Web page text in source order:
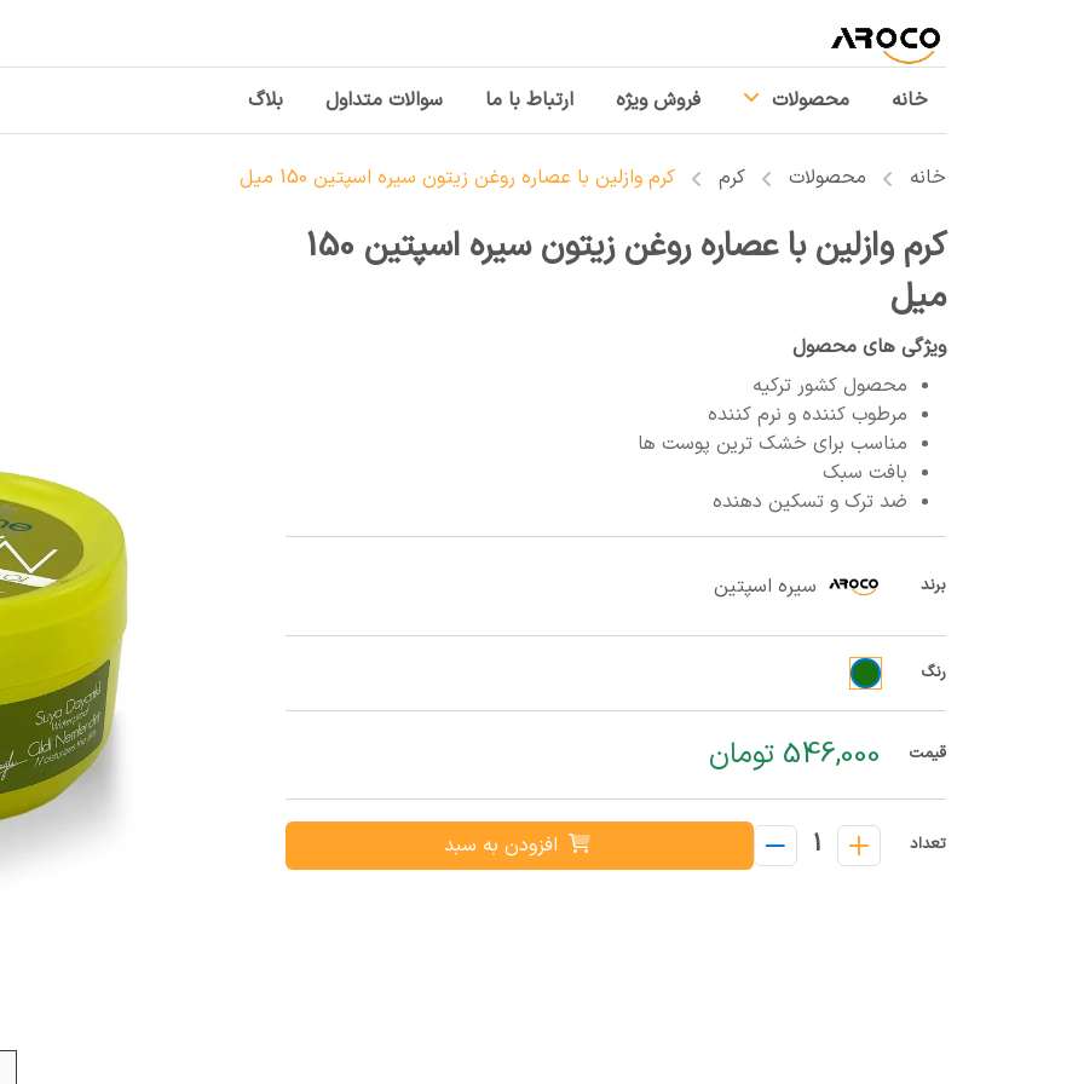
خانه محصولات فروش ویژه ارتباط با ما سوالات متداول بلاگ
خانه محصولات کرم کرم وازلین با عصاره روغن زیتون سیره اسپتین 150 میل
کرم وازلین با عصاره روغن زیتون سیره اسپتین 150
میل
ویژگی های محصول
محصول کشور ترکیه
مرطوب کننده و نرم کننده
مناسب برای خشک ترین پوست ها
بافت سبک
ضد ترک و تسکین دهنده
برند سیره اسپتین
رنگ
قیمت 546,000 تومان
تعداد 1 افزودن به سبد